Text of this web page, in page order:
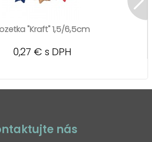
"Kraft" 1,5/6,5cm
0,27 € s DPH
nás